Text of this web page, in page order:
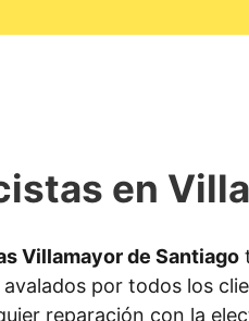
en
Villamayor de Santiago
por todos los
reparación con la